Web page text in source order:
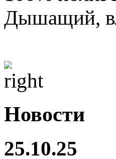
Дышащий,
Новости
25.10.25